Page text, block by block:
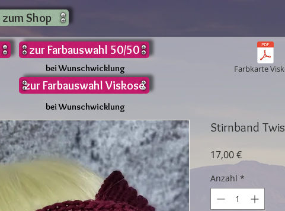
zum Shop
Stirnband
17,00 €Preis
Anzahl *
zur Farbauswahl 50/50
bei Wunschwicklung Farbkarte
zur Farbauswahl Viskose
bei Wunschwicklung